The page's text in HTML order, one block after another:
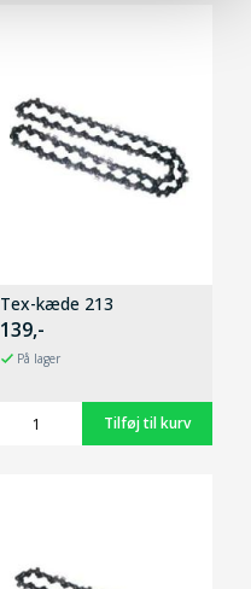
Tex-kæde 213
139,-
På lager